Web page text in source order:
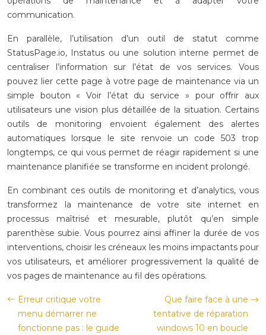
communication.
En parallèle, l’utilisation d’un outil de statut comme
StatusPage.io, Instatus ou une solution interne permet de
centraliser l’information sur l’état de vos services. Vous
pouvez lier cette page à votre page de maintenance via un
simple bouton « Voir l’état du service » pour offrir aux
utilisateurs une vision plus détaillée de la situation. Certains
outils de monitoring envoient également des alertes
automatiques lorsque le site renvoie un code 503 trop
longtemps, ce qui vous permet de réagir rapidement si une
maintenance planifiée se transforme en incident prolongé.
En combinant ces outils de monitoring et d’analytics, vous
transformez la maintenance de votre site internet en
processus maîtrisé et mesurable, plutôt qu’en simple
parenthèse subie. Vous pourrez ainsi affiner la durée de vos
interventions, choisir les créneaux les moins impactants pour
vos utilisateurs, et améliorer progressivement la qualité de
vos pages de maintenance au fil des opérations.
Erreur critique votre
menu démarrer ne
fonctionne pas : le guide
Que faire face à une
tentative de réparation
windows 10 en boucle